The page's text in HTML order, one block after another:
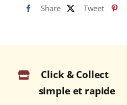
Neuves
A.O.C
CHAMPIGNY
Rouge
2023
Share
Tweet
Click & Collect
simple et rapide